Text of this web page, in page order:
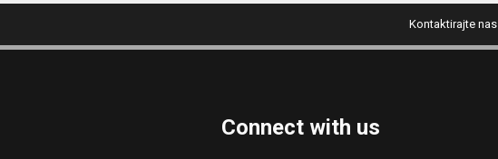
Kontaktirajte nas
Connect with us